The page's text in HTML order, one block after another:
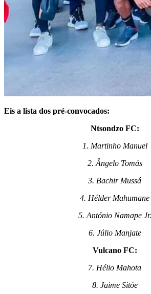
Eis a lista dos pré-convocados:
Ntsondzo FC:
1. Martinho Manuel
2. Ângelo Tomás
3. Bachir Mussá
4. Hélder Mahumane
5. António Namape Jr.
6. Júlio Manjate
Vulcano FC:
7. Hélio Mahota
8. Jaime Sitóe